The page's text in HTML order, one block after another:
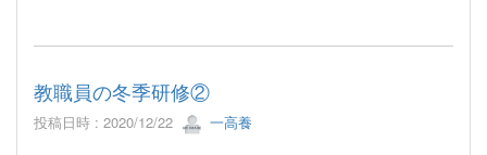
教職員の冬季研修②
投稿日時 : 2020/12/22 一高養